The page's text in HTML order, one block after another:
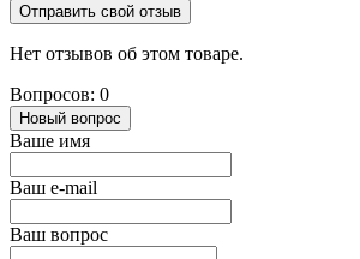
Отправить свой отзыв
Нет отзывов об этом товаре.
Вопросов: 0
Новый вопрос
Ваше имя
Ваш e-mail
Ваш вопрос